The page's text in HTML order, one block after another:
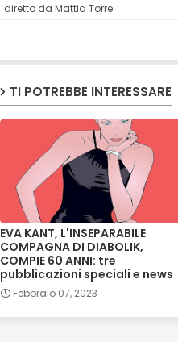
diretto da Mattia Torre
TI POTREBBE INTERESSARE
EVA KANT, L'INSEPARABILE
COMPAGNA DI DIABOLIK,
COMPIE 60 ANNI: tre
pubblicazioni speciali e news
Febbraio 07, 2023